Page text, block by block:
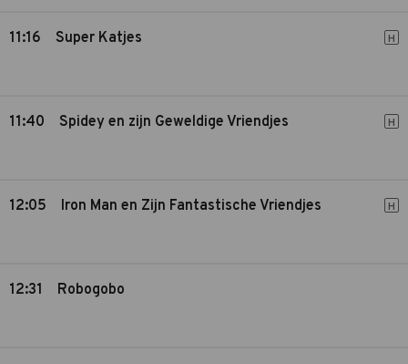
11:16 Super Katjes H
11:40 Spidey en zijn Geweldige Vriendjes H
12:05 Iron Man en Zijn Fantastische Vriendjes H
12:31 Robogobo